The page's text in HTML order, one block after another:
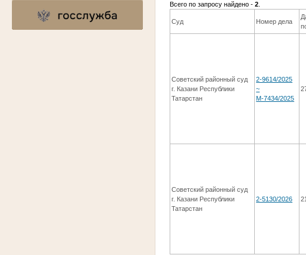
Всего по запросу найдено -2
Суд Номер дела
Советский районный суд
г. Казани Республики
Татарстан
2-9614/2025
~
М-7434/2025
Советский районный суд
г. Казани Республики
Татарстан
2-5130/2026